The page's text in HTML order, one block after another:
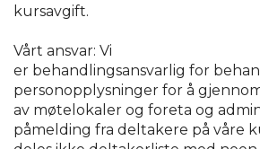
kursavgift.
Vårt ansvar: Vi
er behandlingsansvarlig for
personopplysninger for å
av møtelokaler og foreta og
påmelding fra deltakere på våre